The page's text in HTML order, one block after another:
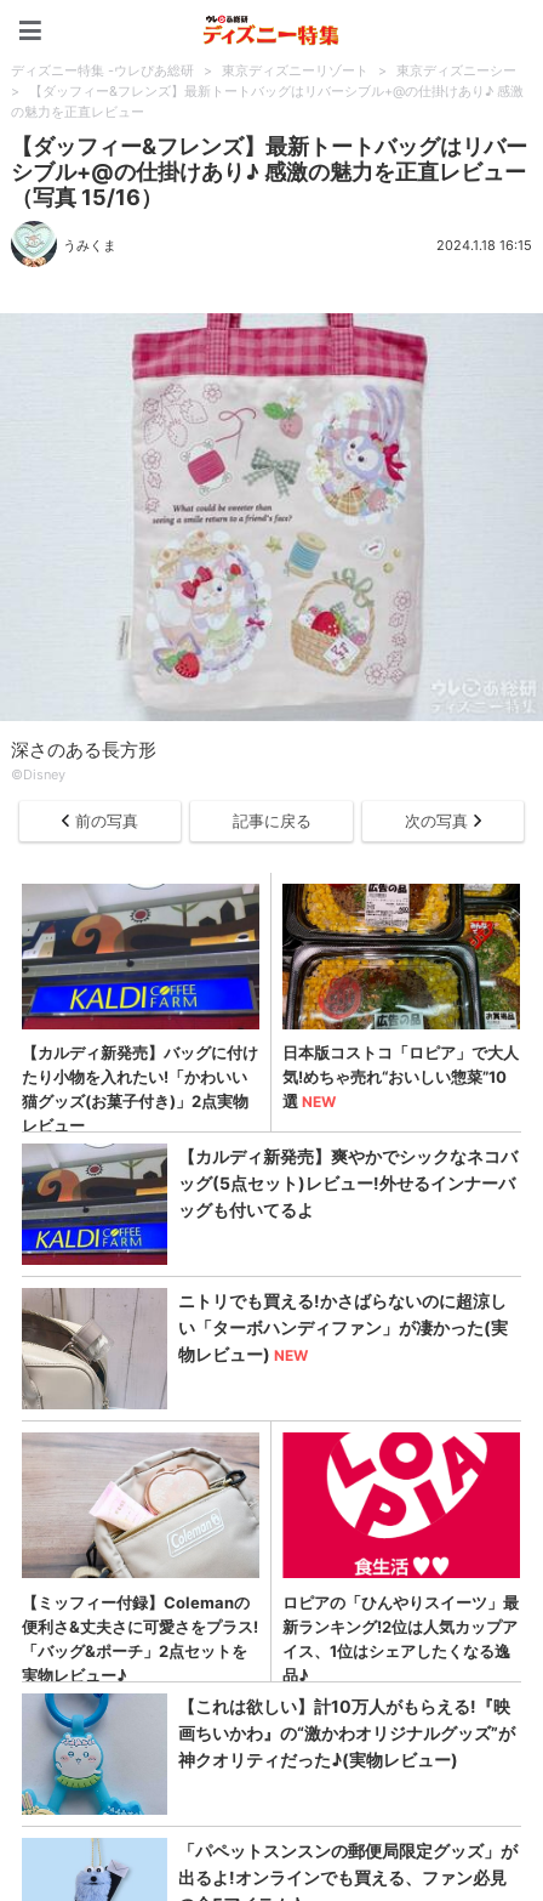
ディズニー特集 -ウレぴあ総研 > 東京ディズニーリゾート >
東京ディズニーシー
>
【ダッフィー&フレンズ】最新トートバッグはリバーシブル+@の仕掛けあり♪ 感激
の魅力を正直レビュー
【ダッフィー&フレンズ】最新トートバッグはリバー
シブル+@の仕掛けあり♪ 感激の魅力を正直レビュー
（写真 15/16）
うみくま 2024.1.18 16:15
深さのある長方形
©Disney
前の写真 記事に戻る 次の写真